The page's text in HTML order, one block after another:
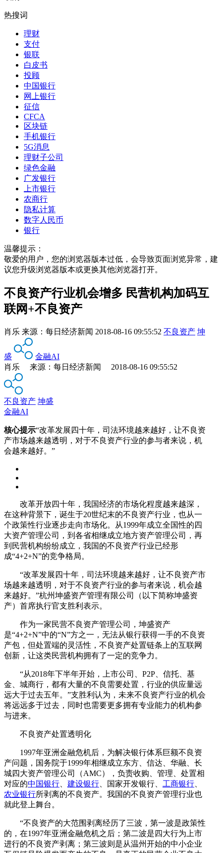
热搜词
理财
支付
银联
白皮书
投顾
中国银行
网上银行
征信
CFCA
区块链
手机银行
5G消息
理财子公司
绿色金融
广发银行
上市银行
农商行
隐私计算
数字人民币
银行
温馨提示：
敬爱的用户，您的浏览器版本过低，会导致页面浏览异常，建
议您升级浏览器版本或更换其他浏览器打开。
不良资产行业机会增多 民营机构加码互
联网+不良资产
肖乐 来源： 每日经济新闻 2018-08-16 09:55:52 不良资产 坤
盛
金融AI
肖乐 来源：每日经济新闻 2018-08-16 09:55:52
不良资产 坤盛
金融AI
核心提示“改革发展四十年，司法环境越来越好，让不良资
产市场越来越透明，对于不良资产行业的参与者来说，机
会越来越好。”
改革开放四十年，我国经济的市场化程度越来越深，
在这种背景下，诞生于20世纪末的不良资产行业，也从一
个政策性行业逐步走向市场化。从1999年成立全国性的四
大资产管理公司，到各省相继成立地方资产管理公司，再
到民营机构纷纷成立，我国的不良资产行业已经形
成“4+2+N”的竞争格局。
“改革发展四十年，司法环境越来越好，让不良资产市
场越来越透明，对于不良资产行业的参与者来说，机会越
来越好。”杭州坤盛资产管理有限公司（以下简称坤盛资
产）首席执行官支胜利表示。
作为一家民营不良资产管理公司，坤盛资产
是“4+2+N”中的“N”方之一，无法从银行获得一手的不良资
产包，但处置端的灵活性，不良资产处置链条上的互联网
创新，让这类民营机构拥有了一定的竞争力。
“从2018年下半年开始，上市公司、P2P、信托、基
金、城商行，都有大量的不良需要处置，行业的供应量远
远大于过去五年。”支胜利认为，未来不良资产行业的机会
将远远多于过去，同时也需要更多拥有专业能力的机构参
与进来。
不良资产处置透明化
1997年亚洲金融危机后，为解决银行体系巨额不良资
产问题，国务院于1999年相继成立东方、信达、华融、长
城四大资产管理公司（AMC），负责收购、管理、处置相
对应的中国银行 建设银行 、国家开发银行、 工商银行
农业银行所剥离的不良资产。我国的不良资产管理行业也
就此登上舞台。
“不良资产的大范围剥离经历了三波，第一波是政策性
的，在1997年亚洲金融危机之后；第二波是四大行为上市
进行的不良资产剥离；第三波则是从温州开始的中小企业